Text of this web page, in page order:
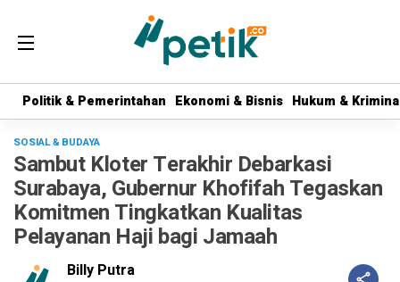
Politik & Pemerintahan Ekonomi & Bisnis Hukum &
Politik & Pemerintahan Ekonomi & Bisnis Hukum &
SOSIAL & BUDAYA
Sambut Kloter Terakhir Debarkasi
Surabaya, Gubernur Khofifah Tegaskan
Komitmen Tingkatkan Kualitas
Pelayanan Haji bagi Jamaah
Billy Putra